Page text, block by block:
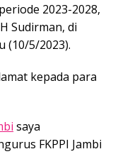
2023-2028,
H Sudirman, di
(10/5/2023).
kepada para
saya
FKPPI Jambi